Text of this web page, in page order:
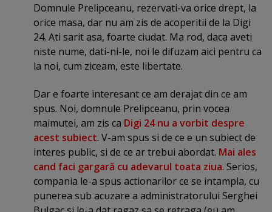
Domnule Prelipceanu, rezervati-va orice drept, la
orice masa, dar nu am zis de acoperitii de la Digi
24. Ati sarit asa, foarte ciudat. Ma rod, daca aveti
niste nume, dati-ni-le, noi le difuzam aici pentru ca
la noi, cum ziceam, este libertate.
Dar e foarte interesant ce am derajat din ce am
spus. Noi, domnule Prelipceanu, prin vocea
maimutei, am zis ca Digi 24 nu a vorbit despre
acest subiect. V-am spus si de ce e un subiect de
interes public, si de ce ar trebui abordat. Mai ales
cand faci gargară cu adevarul toata ziua. Serios,
compania le-a spus actionarilor ce se intampla, cu
punerea sub acuzare a administratorului Serghei